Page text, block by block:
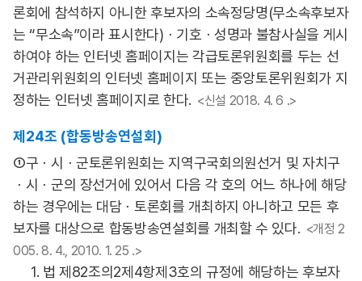
론회에 참석하지 아니한 후보자의 소속정당명(무소속후보자
는 “무소속”이라 표시한다)ㆍ기호ㆍ성명과 불참사실을 게시
하여야 하는 인터넷 홈페이지는 각급토론위원회를 두는 선
거관리위원회의 인터넷 홈페이지 또는 중앙토론위원회가 지
정하는 인터넷 홈페이지로 한다. <신설 2018. 4. 6 .>
제24조 (합동방송연설회)
①구ㆍ시ㆍ군토론위원회는 지역구국회의원선거 및 자치구
ㆍ시ㆍ군의 장선거에 있어서 다음 각 호의 어느 하나에 해당
하는 경우에는 대담ㆍ토론회를 개최하지 아니하고 모든 후
보자를 대상으로 합동방송연설회를 개최할 수 있다. <개정 2
005. 8. 4., 2010. 1. 25 .>
1. 법 제82조의2제4항제3호의 규정에 해당하는 후보자